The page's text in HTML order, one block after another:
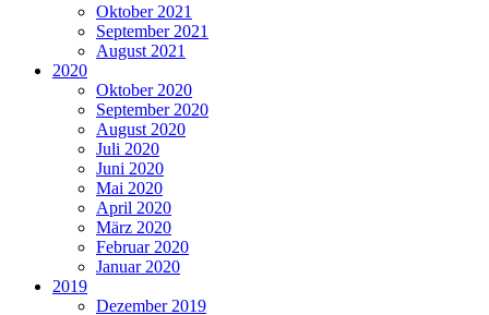
Oktober 2021
September 2021
August 2021
2020
Oktober 2020
September 2020
August 2020
Juli 2020
Juni 2020
Mai 2020
April 2020
März 2020
Februar 2020
Januar 2020
2019
Dezember 2019